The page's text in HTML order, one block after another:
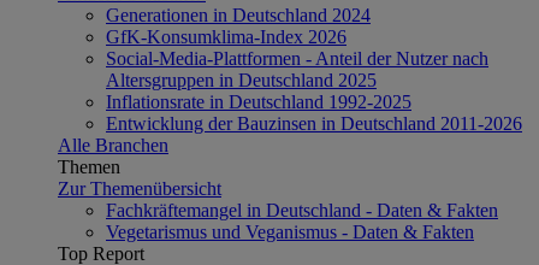
Generationen in Deutschland 2024
GfK-Konsumklima-Index 2026
Social-Media-Plattformen - Anteil der Nutzer nach
Altersgruppen in Deutschland 2025
Inflationsrate in Deutschland 1992-2025
Entwicklung der Bauzinsen in Deutschland 2011-2026
Alle Branchen
Themen
Zur Themenübersicht
Fachkräftemangel in Deutschland - Daten & Fakten
Vegetarismus und Veganismus - Daten & Fakten
Top Report